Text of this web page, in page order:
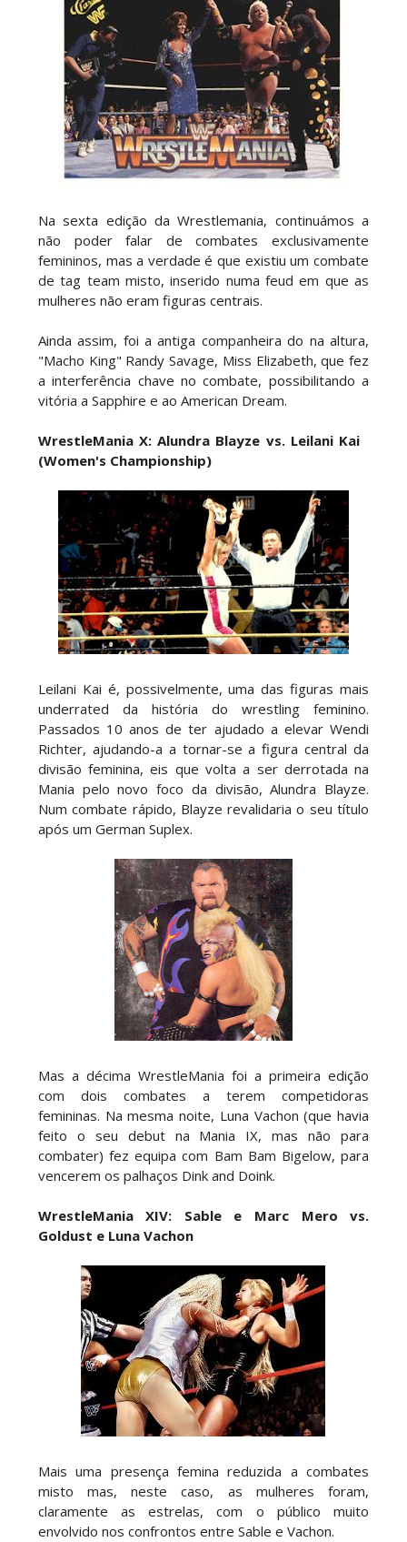
CAOS E MAGIA NO SUMMERSLAM: Danhausen
amaldiçoa Dominik Mysterio e vence o "Human
Monies on a Pole Match" com ajuda insólita
Unknown-Aug 03 2026
CAOS NO SUMMERSLAM: Chelsea Green
aproveita interferências e conquista o Interim
Women's Championship em combate de escadas
MUDANÇA DE TÍTULO NO SUMMERSLAM: Baron
Corbin surpreende Trick Williams e conquista o
United States Championship
DESFECHO IMPREVISÍVEL NO SUMMERSLAM:
Kevin Owens supera Sami Zayn, GUNTHER e Finn
Bálor para garantir oportunidade pelo título
mundial
Unknown Aug 03 2026
GUERRA NO HELL IN A CELL DO SUMMERSLAM:
Oba Femi resiste a Brock Lesnar, vence no topo
do tronco exposto e recebe aprovação de lenda
Unknown-Aug 03 2026
WWE: Lola Vice despede-se do NXT após derrota
no Underground Match
SCSA867-Aug 06 2026
WWE: Bianca Belair e Montez Ford dão as boas-
vindas ao primeiro filho
SCSA867-Aug 05 2026
Na sexta edição da Wrestlemania, continuámos a
não poder falar de combates exclusivamente
femininos, mas a verdade é que existiu um combate
de tag team misto, inserido numa feud em que as
mulheres não eram figuras centrais.
Ainda assim, foi a antiga companheira do na altura,
"Macho King" Randy Savage, Miss Elizabeth, que fez
a interferência chave no combate, possibilitando a
vitória a Sapphire e ao American Dream.
WrestleMania X:Alundra Blayze vs. Leilani Kai
(Women's Championship)
Leilani Kai é, possivelmente, uma das figuras mais
underrated da história do wrestling feminino.
Passados 10 anos de ter ajudado a elevar Wendi
Richter, ajudando-a a tornar-se a figura central da
divisão feminina, eis que volta a ser derrotada na
Mania pelo novo foco da divisão, Alundra Blayze.
Num combate rápido, Blayze revalidaria o seu título
após um German Suplex.
Mas a décima WrestleMania foi a primeira edição
com dois combates a terem competidoras
femininas. Na mesma noite, Luna Vachon (que havia
feito o seu debut na Mania IX, mas não para
combater) fez equipa com Bam Bam Bigelow, para
vencerem os palhaços Dink and Doink.
WrestleMania XIV: Sable e Marc Mero vs.
Goldust e Luna Vachon
Mais uma presença femina reduzida a combates
misto mas, neste caso, as mulheres foram,
claramente as estrelas, com o público muito
envolvido nos confrontos entre Sable e Vachon.